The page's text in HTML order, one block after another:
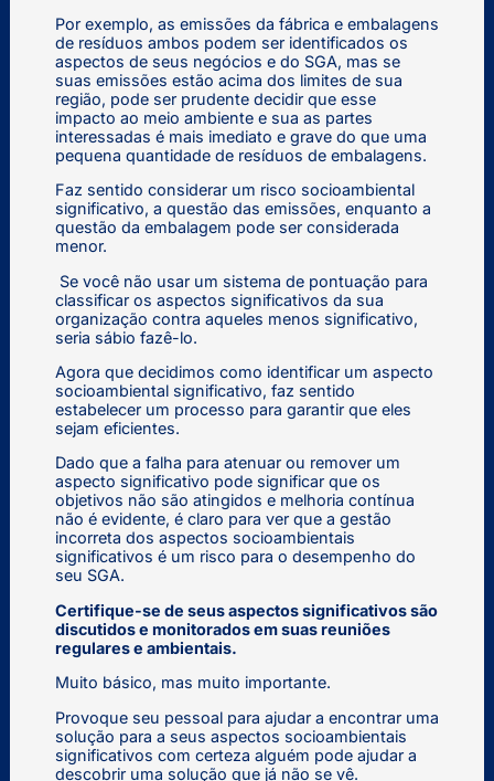
Por exemplo, as emissões da fábrica e embalagens
de resíduos ambos podem ser identificados os
aspectos de seus negócios e do SGA, mas se
suas emissões estão acima dos limites de sua
região, pode ser prudente decidir que esse
impacto ao meio ambiente e sua as partes
interessadas é mais imediato e grave do que uma
pequena quantidade de resíduos de embalagens.
Faz sentido considerar um risco socioambiental
significativo, a questão das emissões, enquanto a
questão da embalagem pode ser considerada
menor.
Se você não usar um sistema de pontuação para
classificar os aspectos significativos da sua
organização contra aqueles menos significativo,
seria sábio fazê-lo.
Agora que decidimos como identificar um aspecto
socioambiental significativo, faz sentido
estabelecer um processo para garantir que eles
sejam eficientes.
Dado que a falha para atenuar ou remover um
aspecto significativo pode significar que os
objetivos não são atingidos e melhoria contínua
não é evidente, é claro para ver que a gestão
incorreta dos aspectos socioambientais
significativos é um risco para o desempenho do
seu SGA.
Certifique-se de seus aspectos significativos são
discutidos e monitorados em suas reuniões
regulares e ambientais.
Muito básico, mas muito importante.
Provoque seu pessoal para ajudar a encontrar uma
solução para a seus aspectos socioambientais
significativos com certeza alguém pode ajudar a
descobrir uma solução que já não se vê.